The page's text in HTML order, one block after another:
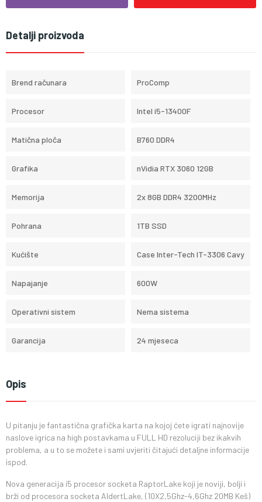
Detalji proizvoda
Brend računara ProComp
Procesor Intel i5-13400F
Matična ploča B760 DDR4
Grafika nVidia RTX 3060 12GB
Memorija 2x 8GB DDR4 3200MHz
Pohrana 1TB SSD
Kućište Case Inter-Tech IT-3306 Cavy
Napajanje 600W
Operativni sistem Nema sistema
Garancija 24 mjeseca
Opis
U pitanju je fantastična grafička karta na kojoj ćete igrati najnovije
naslove igrica na high postavkama u FULL HD rezoluciji bez ikakvih
problema, a u to se možete i sami uvjeriti čitajući detaljne informacije
ispod.
Nova generacija i5 procesor socketa RaptorLake koji je noviji, bolji i
brži od procesora socketa AldertLake, (10X2,5Ghz-4,6Ghz 20MB Keš)